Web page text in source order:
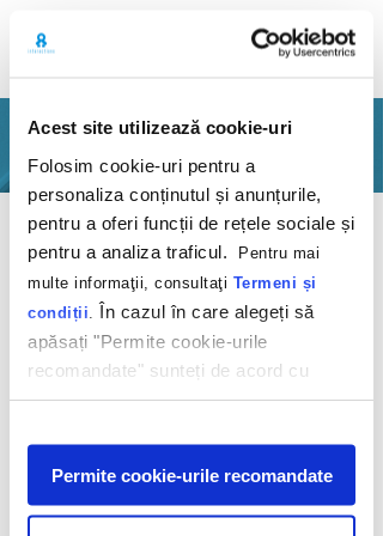
Acest site utilizează cookie-uri
Folosim cookie-uri pentru a
personaliza conținutul și anunțurile,
pentru a oferi funcții de rețele sociale și
pentru a analiza traficul.
Pentru mai
multe informaţii, consultaţi Termeni și
condiții În cazul în care alegeți să
apăsați "Permite cookie-urile
recomandate" sunteți de acord cu
utilizarea modulelor noastre cookie.
Afişare
Permite cookie-urile recomandate
PORTFOLIO
Back
The best decisions
Mobexpert
2010
You can see for yourself which job of the